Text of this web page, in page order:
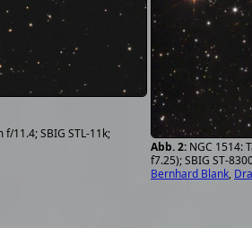
11.4; SBIG STL-11k;
NGC 1514:
f7.25); SBIG ST-
Bernhard Blank,